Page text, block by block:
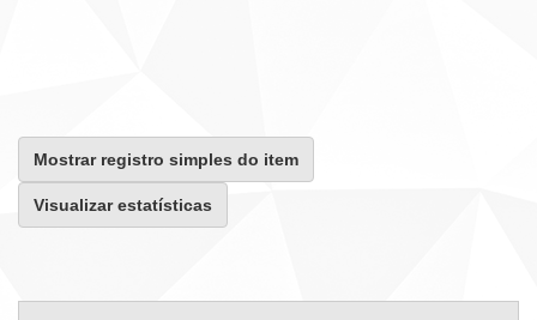
Mostrar registro simples do item
Visualizar estatísticas